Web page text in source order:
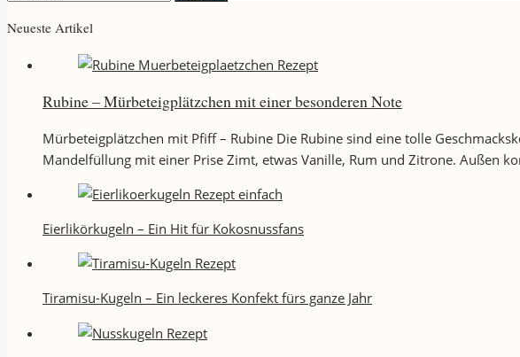
Neueste Artikel
Rubine – Mürbeteigplätzchen mit einer besonderen Note
Mürbeteigplätzchen mit Pfiff – Rubine Die Rubine sind eine tolle
Mandelfüllung mit einer Prise Zimt, etwas Vanille, Rum und Zitrone. Außen
Eierlikörkugeln – Ein Hit für Kokosnussfans
Tiramisu-Kugeln – Ein leckeres Konfekt fürs ganze Jahr